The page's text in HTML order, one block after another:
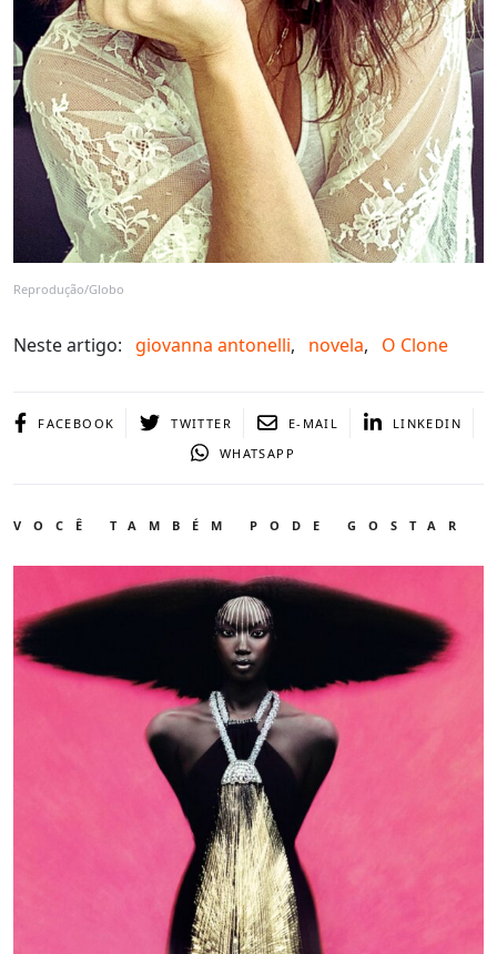
Reprodução/Globo
Neste artigo: giovanna antonelli, novela, O Clone
FACEBOOK TWITTER E-MAIL
LINKEDIN
WHATSAPP
VOCÊ TAMBÉM PODE GOSTAR